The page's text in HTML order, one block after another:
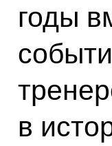
годы
в